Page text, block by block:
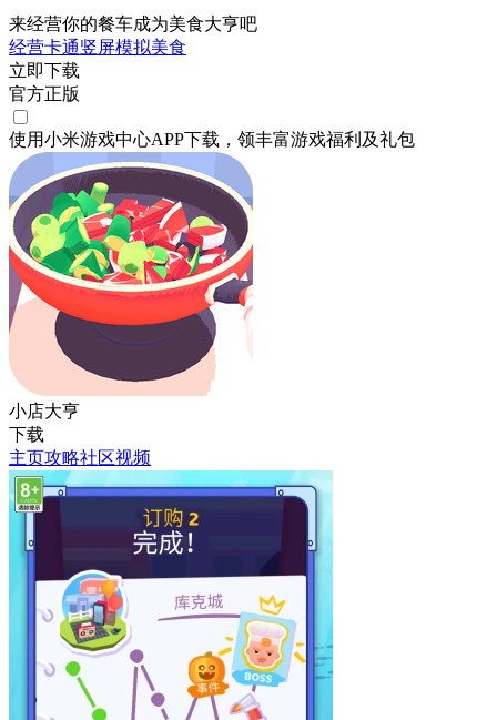
来经营你的餐车成为美食大亨吧
经营卡通竖屏模拟美食
立即下载
官方正版
使用小米游戏中心APP下载 ，领丰富游戏福利 及礼包
小店大亨
下载
主页攻略社区视频